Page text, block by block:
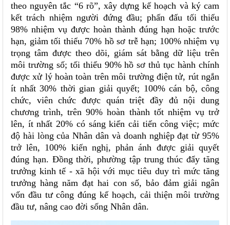
theo nguyên tắc “6 rõ”, xây dựng kế hoạch và ký cam
kết trách nhiệm người đứng đầu; phấn đấu tối thiểu
98% nhiệm vụ được hoàn thành đúng hạn hoặc trước
hạn, giảm tối thiểu 70% hồ sơ trễ hạn; 100% nhiệm vụ
trọng tâm được theo dõi, giám sát bằng dữ liệu trên
môi trường số; tối thiểu 90% hồ sơ thủ tục hành chính
được xử lý hoàn toàn trên môi trường điện tử, rút ngắn
ít nhất 30% thời gian giải quyết; 100% cán bộ, công
chức, viên chức được quán triệt đầy đủ nội dung
chương trình, trên 90% hoàn thành tốt nhiệm vụ trở
lên, ít nhất 20% có sáng kiến cải tiến công việc; mức
độ hài lòng của Nhân dân và doanh nghiệp đạt từ 95%
trở lên, 100% kiến nghị, phản ánh được giải quyết
đúng hạn. Đồng thời, phường tập trung thúc đẩy tăng
trưởng kinh tế - xã hội với mục tiêu duy trì mức tăng
trưởng hàng năm đạt hai con số, bảo đảm giải ngân
vốn đầu tư công đúng kế hoạch, cải thiện môi trường
đầu tư, nâng cao đời sống Nhân dân.